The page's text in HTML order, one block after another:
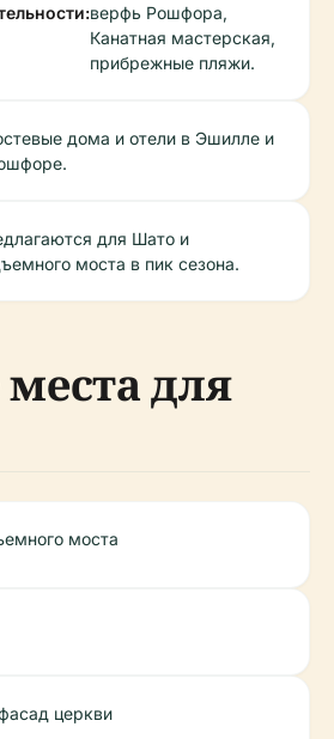
верфь Рошфора,
Канатная мастерская,
прибрежные пляжи.
дома и отели в Эшилле и
для Шато и
моста в пик сезона.
для
моста
церкви